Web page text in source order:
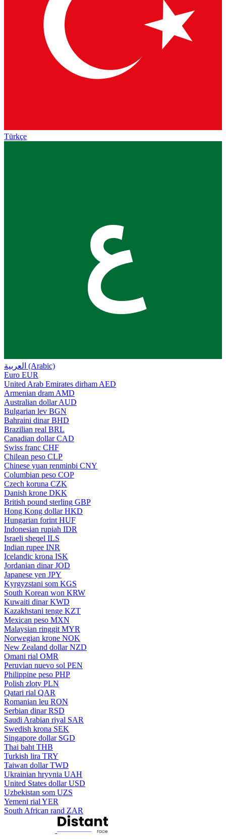
Türkçe
ع
العربية (Arabic)
Euro EUR
United Arab Emirates dirham AED
Armenian dram AMD
Australian dollar AUD
Bulgarian lev BGN
Bahraini dinar BHD
Brazilian real BRL
Canadian dollar CAD
Swiss franc CHF
Chilean peso CLP
Chinese yuan renminbi CNY
Columbian peso COP
Czech koruna CZK
Danish krone DKK
British pound sterling GBP
Hong Kong dollar HKD
Hungarian forint HUF
Indonesian rupiah IDR
Israeli sheqel ILS
Indian rupee INR
Icelandic krona ISK
Jordanian dinar JOD
Japanese yen JPY
Kyrgyzstani som KGS
South Korean won KRW
Kuwaiti dinar KWD
Kazakhstani tenge KZT
Mexican peso MXN
Malaysian ringgit MYR
Norwegian krone NOK
New Zealand dollar NZD
Omani rial OMR
Peruvian nuevo sol PEN
Philippine peso PHP
Polish zloty PLN
Qatari rial QAR
Romanian leu RON
Serbian dinar RSD
Saudi Arabian riyal SAR
Swedish krona SEK
Singapore dollar SGD
Thai baht THB
Turkish lira TRY
Taiwan dollar TWD
Ukrainian hryvnia UAH
United States dollar USD
Uzbekistan som UZS
Yemeni rial YER
South African rand ZAR